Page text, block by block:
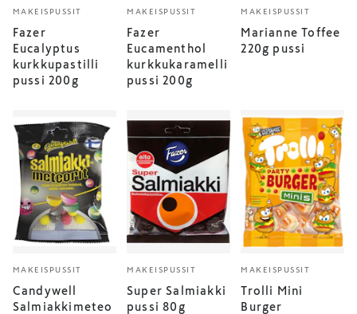
MAKEISPUSSIT
Fazer
Eucalyptus
kurkkupastilli
pussi 200g
MAKEISPUSSIT
Fazer
Eucamenthol
kurkkukaramelli
pussi 200g
MAKEISPUSSIT
Marianne Toffee
220g pussi
MAKEISPUSSIT
Candywell
Salmiakkimeteo
MAKEISPUSSIT
Super Salmiakki
pussi 80g
MAKEISPUSSIT
Trolli Mini
Burger